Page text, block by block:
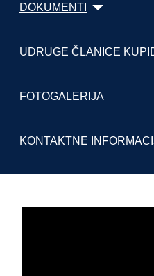
DOKUMENTI
UDRUGE ČLANICE
FOTOGALERIJA
KONTAKTNE